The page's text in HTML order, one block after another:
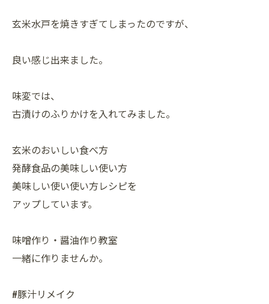
玄米水戸を焼きすぎてしまったのですが、
良い感じ出来ました。
味変では、
古漬けのふりかけを入れてみました。
玄米のおいしい食べ方
発酵食品の美味しい使い方
美味しい使い使い方レシピを
アップしています。
味噌作り・醤油作り教室
一緒に作りませんか。
#豚汁リメイク